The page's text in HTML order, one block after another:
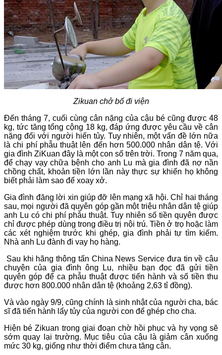
Zikuan chở bố đi viện
Đến tháng 7, cuối cùng cân nặng của cậu bé cũng được 48
kg, tức tăng tổng cộng 18 kg, đáp ứng được yêu cầu về cân
nặng đối với người hiến tủy. Tuy nhiên, một vấn đề lớn nữa
là chi phí phẫu thuật lên đến hơn 500.000 nhân dân tệ. Với
gia đình ZiKuan đây là một con số trên trời. Trong 7 năm qua,
để chạy vạy chữa bệnh cho anh Lu mà gia đình đã nợ nần
chồng chất, khoản tiền lớn lần này thực sự khiến họ không
biết phải làm sao để xoay xở.
Gia đình đăng lời xin giúp đỡ lên mạng xã hội. Chỉ hai tháng
sau, mọi người đã quyên góp gần một triệu nhân dân tệ giúp
anh Lu có chi phí phẫu thuật. Tuy nhiên số tiền quyên được
chỉ được phép dùng trong điều trị nội trú. Tiền ở trọ hoặc làm
các xét nghiệm trước khi ghép, gia đình phải tự tìm kiếm.
Nhà anh Lu đành đi vay họ hàng.
Sau khi hãng thông tấn China News Service đưa tin về câu
chuyện của gia đình ông Lu, nhiều bạn đọc đã gửi tiền
quyên góp để ca phẫu thuật được tiến hành và số tiền thu
được hơn 800.000 nhân dân tệ (khoảng 2,63 tỉ đồng).
Và vào ngày 9/9, cũng chính là sinh nhật của người cha, bác
sĩ đã tiến hành lấy tủy của người con để ghép cho cha.
Hiện bé Zikuan trong giai đoạn chờ hồi phục và hy vọng sẽ
sớm quay lại trường. Mục tiêu của cậu là giảm cân xuống
mức 30 kg, giống như thời điểm chưa tăng cân.